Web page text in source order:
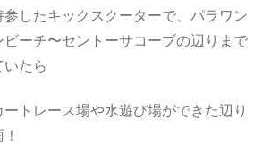
参したキックスクーターで、パラワン
ビーチ〜セントーサコーブの辺りまで
いたら
トレース場や水遊び場ができた辺り